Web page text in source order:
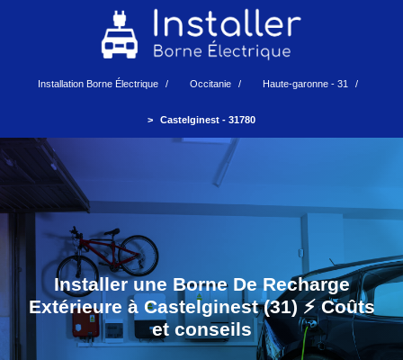
Installation Borne Électrique Occitanie Haute-garonne - 31
Castelginest - 31780
Installer une Borne De Recharge
Extérieure à Castelginest (31) ⚡️ Coûts
et conseils